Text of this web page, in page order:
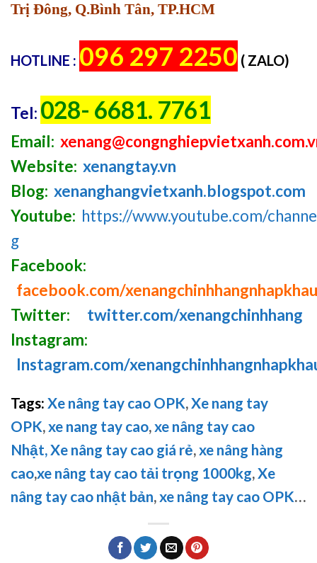
Trị Đông, Q.Bình Tân, TP.HCM
HOTLINE : 096 297 2250 ( ZALO)
Tel: 028- 6681. 7761
Email:
Website: xenangtay.vn
Blog: xenanghangvietxanh.blogspot.com
Youtube: https://www.youtube.com/
g
Facebook:
facebook.com/xenangchinhhangnhapkhau
Twitter:
twitter.com/xenangchinhhang
Instagram:
Instagram.com/
Tags: Xe nâng tay cao OPK,Xe nang tay
OPK,xe nang tay cao,xe nâng tay cao
Nhật,Xe nâng tay cao giá rẻ,xe nâng hàng
cao,xe nâng tay cao tải trọng 1000kg,Xe
nâng tay cao nhật bản,xe nâng tay cao OPK…